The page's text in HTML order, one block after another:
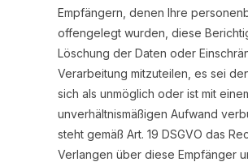
Empfängern, denen Ihre
offengelegt wurden, diese
Löschung der Daten oder
Verarbeitung mitzuteilen, es sei
sich als unmöglich oder ist mit
unverhältnismäßigen Aufwand
steht gemäß Art. 19 DSGVO das
Verlangen über diese Empfänger